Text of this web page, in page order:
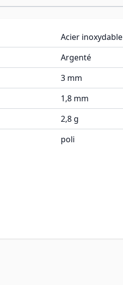
Acier inoxydable
Argenté
3 mm
1,8 mm
2,8 g
poli